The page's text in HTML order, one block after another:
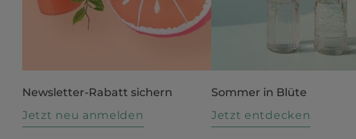
Newsletter-Rabatt sichern
Jetzt neu anmelden
Sommer in Blüte
Jetzt entdecken